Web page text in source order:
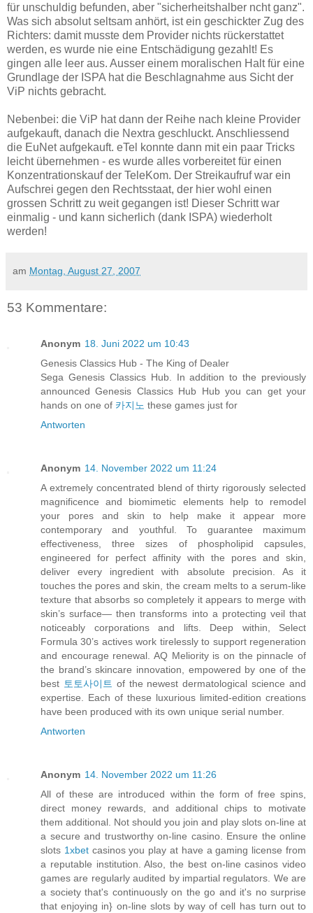
für unschuldig befunden, aber "sicherheitshalber ncht ganz".
Was sich absolut seltsam anhört, ist ein geschickter Zug des
Richters: damit musste dem Provider nichts rückerstattet
werden, es wurde nie eine Entschädigung gezahlt! Es
gingen alle leer aus. Ausser einem moralischen Halt für eine
Grundlage der ISPA hat die Beschlagnahme aus Sicht der
ViP nichts gebracht.
Nebenbei: die ViP hat dann der Reihe nach kleine Provider
aufgekauft, danach die Nextra geschluckt. Anschliessend
die EuNet aufgekauft. eTel konnte dann mit ein paar Tricks
leicht übernehmen - es wurde alles vorbereitet für einen
Konzentrationskauf der TeleKom. Der Streikaufruf war ein
Aufschrei gegen den Rechtsstaat, der hier wohl einen
grossen Schritt zu weit gegangen ist! Dieser Schritt war
einmalig - und kann sicherlich (dank ISPA) wiederholt
werden!
am Montag, August 27, 2007
53 Kommentare:
Anonym 18. Juni 2022 um 10:43
Genesis Classics Hub - The King of Dealer
Sega Genesis Classics Hub. In addition to the previously
announced Genesis Classics Hub Hub you can get your
hands on one of 카지노 these games just for
Antworten
Anonym 14. November 2022 um 11:24
A extremely concentrated blend of thirty rigorously selected
magnificence and biomimetic elements help to remodel
your pores and skin to help make it appear more
contemporary and youthful. To guarantee maximum
effectiveness, three sizes of phospholipid capsules,
engineered for perfect affinity with the pores and skin,
deliver every ingredient with absolute precision. As it
touches the pores and skin, the cream melts to a serum-like
texture that absorbs so completely it appears to merge with
skin’s surface— then transforms into a protecting veil that
noticeably corporations and lifts. Deep within, Select
Formula 30’s actives work tirelessly to support regeneration
and encourage renewal. AQ Meliority is on the pinnacle of
the brand’s skincare innovation, empowered by one of the
best 토토사이트 of the newest dermatological science and
expertise. Each of these luxurious limited-edition creations
have been produced with its own unique serial number.
Antworten
Anonym 14. November 2022 um 11:26
All of these are introduced within the form of free spins,
direct money rewards, and additional chips to motivate
them additional. Not should you join and play slots on-line at
a secure and trustworthy on-line casino. Ensure the online
slots 1xbetcasinos you play at have a gaming license from
a reputable institution. Also, the best on-line casinos video
games are regularly audited by impartial regulators. We are
a society that's continuously on the go and it's no surprise
that enjoying in} on-line slots by way of cell has turn out to